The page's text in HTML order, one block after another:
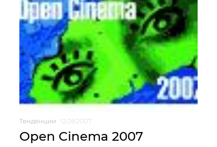
Тенденции 12.08.2007
Open Cinema 2007